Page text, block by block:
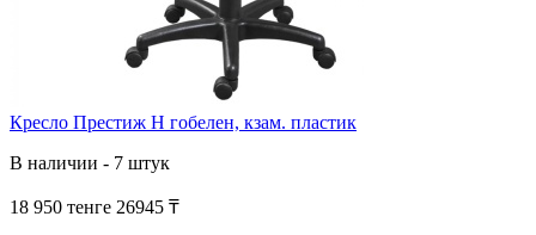
Кресло Престиж Н гобелен, кзам. пластик
В наличии - 7 штук
18 950 тенге 26945 ₸